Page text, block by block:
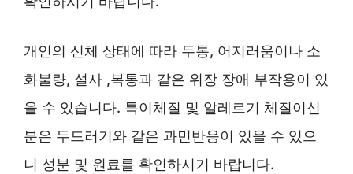
개인의 신체 상태에 따라 두통, 어지러움이나 소
화불량, 설사 ,복통과 같은 위장 장애 부작용이 있
을 수 있습니다. 특이체질 및 알레르기 체질이신
분은 두드러기와 같은 과민반응이 있을 수 있으
니 성분 및 원료를 확인하시기 바랍니다.